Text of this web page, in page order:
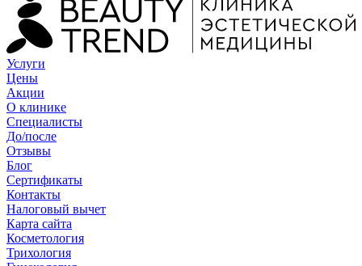
Услуги
Цены
Акции
О клинике
Специалисты
До/после
Отзывы
Блог
Сертификаты
Контакты
Налоговый вычет
Карта сайта
Косметология
Трихология